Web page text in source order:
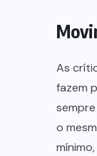
As
fazem
o